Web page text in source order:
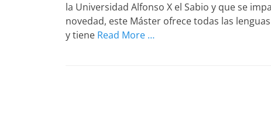
la Universidad Alfonso X el Sabio y que se
novedad, este Máster ofrece todas las
y tiene Read More …